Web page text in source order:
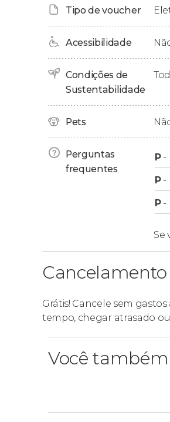
O passeio seguirá para
se da "Ponta da Flecha "
Por fim, iniciaremos o
horas após o início da
Ordem do
Lembre-se de que, por
especialmente
entre 15
Kirkjufell. Em seguida,
na famosa praia de
negra de Buðir.
Tipo de voucher
Acessibilidade
Condições de
Sustentabilidade
Pets
Perguntas
frequentes
P-
P-
P-
Se
Grátis! Cancele sem
tempo, chegar atrasado
Você